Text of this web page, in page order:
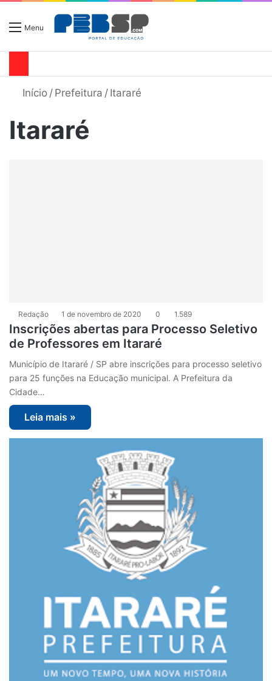
Menu
Início / Prefeitura / Itararé
Itararé
Redação 1 de novembro de 2020 0 1.589
Inscrições abertas para Processo Seletivo
de Professores em Itararé
Município de Itararé / SP abre inscrições para processo seletivo
para 25 funções na Educação municipal. A Prefeitura da
Cidade…
Leia mais »